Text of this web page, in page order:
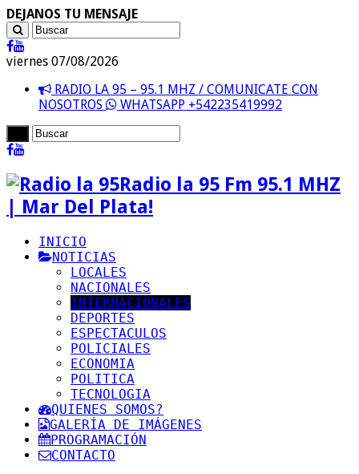
DEJANOS TU MENSAJE
viernes 07/08/2026
RADIO LA 95 – 95.1 MHZ / COMUNICATE CON
NOSOTROS
WHATSAPP +542235419992
Radio la 95 Fm 95.1 MHZ
| Mar Del Plata!
INICIO
NOTICIAS
LOCALES
NACIONALES
INTERNACIONALES
DEPORTES
ESPECTACULOS
POLICIALES
ECONOMIA
POLITICA
TECNOLOGIA
QUIENES SOMOS?
GALERÍA DE IMÁGENES
PROGRAMACIÓN
CONTACTO